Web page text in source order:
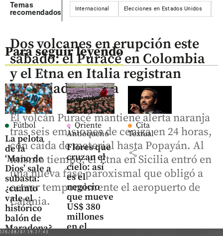
Temas
recomendados
Internacional Elecciones en Estados Unidos
Para seguir leyendo
Fútbol
La pelota
de la
‘Mano de
Dios’ sale a
subasta:
¿cuánto
vale el
histórico
balón de
Maradona?
Oriente
Antioqueño
Flores que
cruzan el
cielo: así
es el
negocio
que mueve
US$ 380
millones
en el
Cita
Textual
share
Dos volcanes en erupción este
sábado: el Puracé en Colombia
y el Etna en Italia registran
actividad intensa
El volcán Puracé mantiene alerta naranja
tras seis emisiones de ceniza en 24 horas,
con caída de material hasta Popayán. Al
mismo tiempo, el Etna en Sicilia entró en
una nueva fase paroxismal que obligó a
cerrar temporalmente el aeropuerto de
Catania.